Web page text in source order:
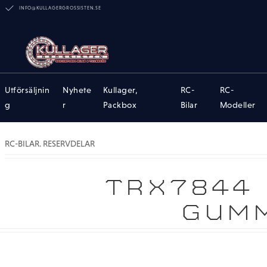
INFO@KULLAGERGROSSISTEN.SE
Utförsäljnin
g
Nyhete
r
Kullager,
Packbox
RC-
Bilar
RC-
Modeller
RC-BILAR. RESERVDELAR
TRX7844